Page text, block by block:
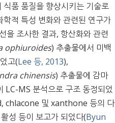
품 품질을 향상시키는 기술로
적 특성 변화와 관련된 연구가
조사한 결과, 항산화와 관련
ophiuroides) 추출물에서 미백
고(Lee 등, 2013),
chinensis) 추출물에 감마
MS 분석으로 구조 동정되었
및 xanthone 등의 다
성 등이 보고가 되었다(Byun